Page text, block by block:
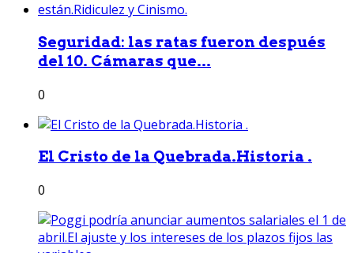
Seguridad: las ratas fueron después
del 10. Cámaras que...
0
El Cristo de la Quebrada.Historia .
0